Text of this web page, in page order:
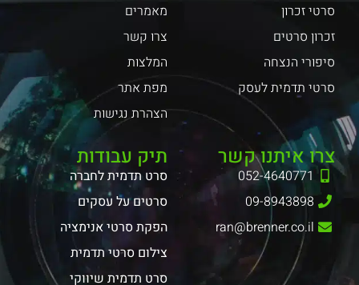
מאמרים
צרו קשר
המלצות
מפת אתר
הצהרת נגישות
סרטי זכרון
זכרון סרטים
סיפורי הנצחה
סרטי תדמית לעסק
תיק עבודות
סרט תדמית לחברה
סרטים על עסקים
הפקת סרטי אנימציה
צילום סרטי תדמית
סרט תדמית שיווקי
צרו איתנו קשר
052-4640771
09-8943898
ran@brenner.co.il